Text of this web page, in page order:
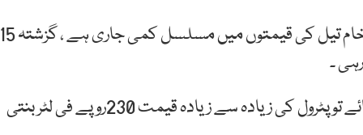
میڈیا رپورٹس کے مطابق اس وقت عالمی مارکیٹ میں خام تیل کی قیمتوں میں مسلسل کمی جاری ہے ، گزشتہ 15
عالمی منڈی میں خام تیل کی موجودہ قیمت دیکھی جائے تو پٹرول کی زیادہ سے زیادہ قیمت 230روپے فی لٹر بنتی